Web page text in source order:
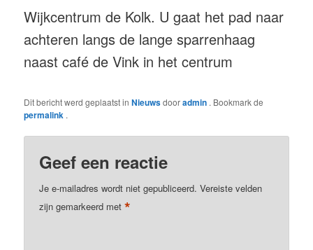
Wijkcentrum de Kolk. U gaat het pad naar
achteren langs de lange sparrenhaag
naast café de Vink in het centrum
Dit bericht werd geplaatst inNieuwsdooradmin . Bookmark de
permalink .
Geef een reactie
Je e-mailadres wordt niet gepubliceerd. Vereiste velden
zijn gemarkeerd met*